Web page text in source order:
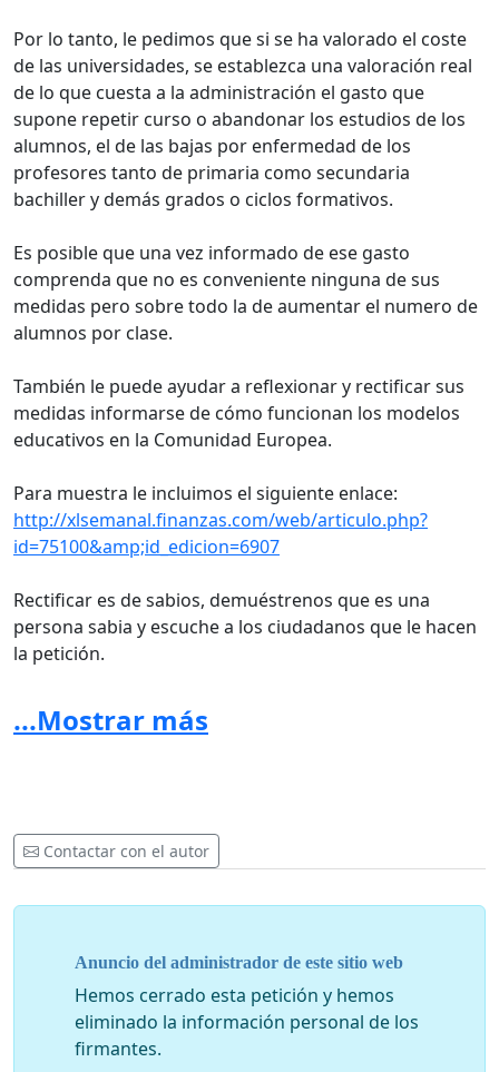
Por lo tanto, le pedimos que si se ha valorado el coste
de las universidades, se establezca una valoración real
de lo que cuesta a la administración el gasto que
supone repetir curso o abandonar los estudios de los
alumnos, el de las bajas por enfermedad de los
profesores tanto de primaria como secundaria
bachiller y demás grados o ciclos formativos.
Es posible que una vez informado de ese gasto
comprenda que no es conveniente ninguna de sus
medidas pero sobre todo la de aumentar el numero de
alumnos por clase.
También le puede ayudar a reflexionar y rectificar sus
medidas informarse de cómo funcionan los modelos
educativos en la Comunidad Europea.
Para muestra le incluimos el siguiente enlace:
http://xlsemanal.finanzas.com/web/articulo.php?
id=75100&amp;id_edicion=6907
Rectificar es de sabios, demuéstrenos que es una
persona sabia y escuche a los ciudadanos que le hacen
la petición.
...Mostrar más
Contactar con el autor
Anuncio del administrador de este sitio web
Hemos cerrado esta petición y hemos
eliminado la información personal de los
firmantes.